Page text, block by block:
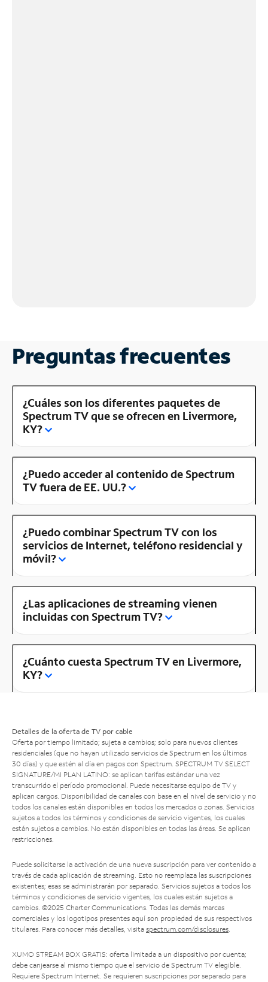
Preguntas frecuentes
¿Cuáles son los diferentes paquetes de
Spectrum TV que se ofrecen en Livermore,
KY?
¿Puedo acceder al contenido de Spectrum
TV fuera de EE. UU.?
¿Puedo combinar Spectrum TV con los
servicios de Internet, teléfono residencial y
móvil?
¿Las aplicaciones de streaming vienen
incluidas con Spectrum TV?
¿Cuánto cuesta Spectrum TV en Livermore,
KY?
Detalles de la oferta de TV por cable
Oferta por tiempo limitado; sujeta a cambios; solo para nuevos clientes
residenciales (que no hayan utilizado servicios de Spectrum en los últimos
30 días) y que estén al día en pagos con Spectrum. SPECTRUM TV SELECT
SIGNATURE/MI PLAN LATINO: se aplican tarifas estándar una vez
transcurrido el período promocional. Puede necesitarse equipo de TV y
aplican cargos. Disponibilidad de canales con base en el nivel de servicio y no
todos los canales están disponibles en todos los mercados o zonas. Servicios
sujetos a todos los términos y condiciones de servicio vigentes, los cuales
están sujetos a cambios. No están disponibles en todas las áreas. Se aplican
restricciones.
Puede solicitarse la activación de una nueva suscripción para ver contenido a
través de cada aplicación de streaming. Esto no reemplaza las suscripciones
existentes; esas se administrarán por separado. Servicios sujetos a todos los
términos y condiciones de servicio vigentes, los cuales están sujetos a
cambios. ©2025 Charter Communications. Todas las demás marcas
comerciales y los logotipos presentes aquí son propiedad de sus respectivos
titulares. Para conocer más detalles, visita spectrum.com/disclosures.
XUMO STREAM BOX GRATIS: oferta limitada a un dispositivo por cuenta;
debe canjearse al mismo tiempo que el servicio de Spectrum TV elegible.
Requiere Spectrum Internet. Se requieren suscripciones por separado para